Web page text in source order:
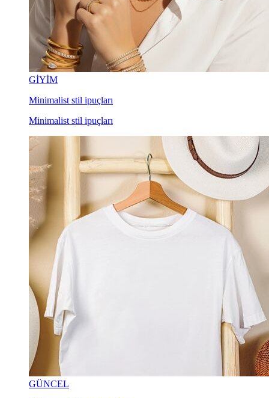
GİYİM
Minimalist stil ipuçları
Minimalist stil ipuçları
GÜNCEL